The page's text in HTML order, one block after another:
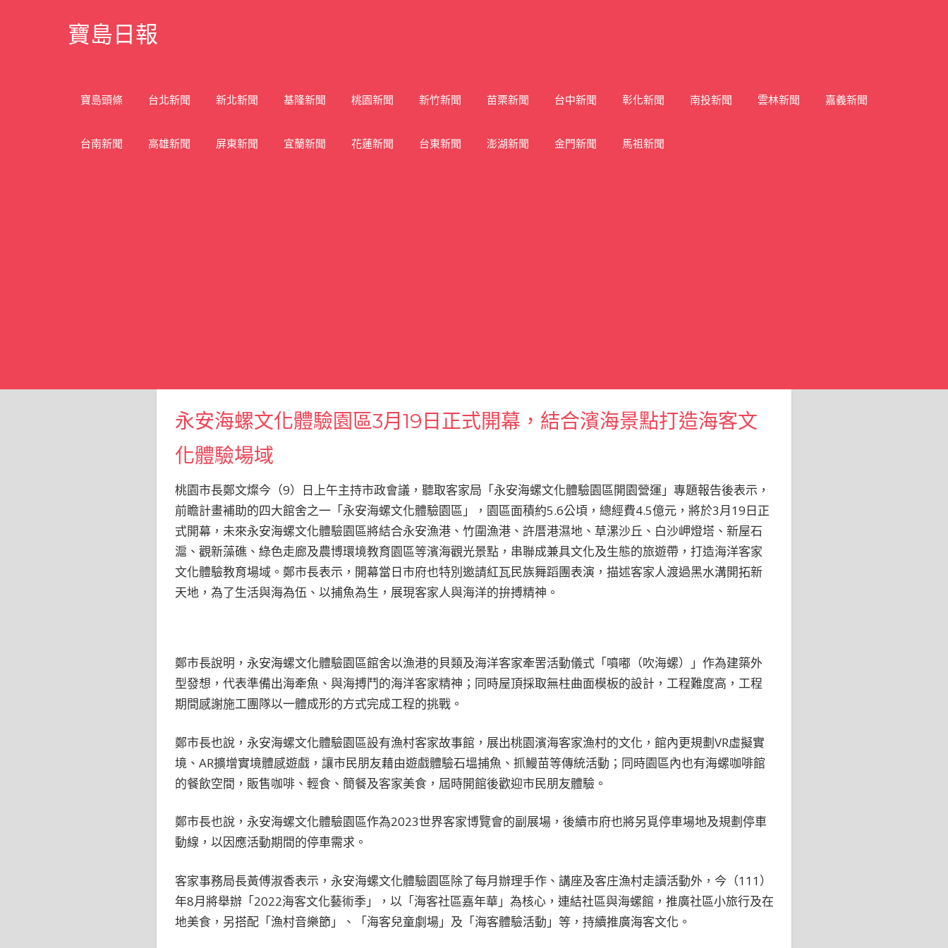
寶島日報
寶島頭條 台北新聞 新北新聞 基隆新聞 桃園新聞 新竹新聞 苗栗新聞 台中新聞 彰化新聞 南投新聞 雲林新聞 嘉義新聞
台南新聞 高雄新聞 屏東新聞 宜蘭新聞 花蓮新聞 台東新聞 澎湖新聞 金門新聞 馬祖新聞
永安海螺文化體驗園區3月19日正式開幕，結合濱海景點打造海客文
化體驗場域
桃園市長鄭文燦今（9）日上午主持市政會議，聽取客家局「永安海螺文化體驗園區開園營運」專題報告後表示，
前瞻計畫補助的四大館舍之一「永安海螺文化體驗園區」，園區面積約5.6公頃，總經費4.5億元，將於3月19日正
式開幕，未來永安海螺文化體驗園區將結合永安漁港、竹圍漁港、許厝港濕地、草漯沙丘、白沙岬燈塔、新屋石
滬、觀新藻礁、綠色走廊及農博環境教育園區等濱海觀光景點，串聯成兼具文化及生態的旅遊帶，打造海洋客家
文化體驗教育場域。鄭市長表示，開幕當日市府也特別邀請紅瓦民族舞蹈團表演，描述客家人渡過黑水溝開拓新
天地，為了生活與海為伍、以捕魚為生，展現客家人與海洋的拚搏精神。
鄭市長說明，永安海螺文化體驗園區館舍以漁港的貝類及海洋客家牽罟活動儀式「噴嘟（吹海螺）」作為建築外
型發想，代表準備出海牽魚、與海搏鬥的海洋客家精神；同時屋頂採取無柱曲面模板的設計，工程難度高，工程
期間感謝施工團隊以一體成形的方式完成工程的挑戰。
鄭市長也說，永安海螺文化體驗園區設有漁村客家故事館，展出桃園濱海客家漁村的文化，館內更規劃VR虛擬實
境、AR擴增實境體感遊戲，讓市民朋友藉由遊戲體驗石塭捕魚、抓鰻苗等傳統活動；同時園區內也有海螺咖啡館
的餐飲空間，販售咖啡、輕食、簡餐及客家美食，屆時開館後歡迎市民朋友體驗。
鄭市長也說，永安海螺文化體驗園區作為2023世界客家博覽會的副展場，後續市府也將另覓停車場地及規劃停車
動線，以因應活動期間的停車需求。
客家事務局長黃傅淑香表示，永安海螺文化體驗園區除了每月辦理手作、講座及客庄漁村走讀活動外，今（111）
年8月將舉辦「2022海客文化藝術季」，以「海客社區嘉年華」為核心，連結社區與海螺館，推廣社區小旅行及在
地美食，另搭配「漁村音樂節」、「海客兒童劇場」及「海客體驗活動」等，持續推廣海客文化。